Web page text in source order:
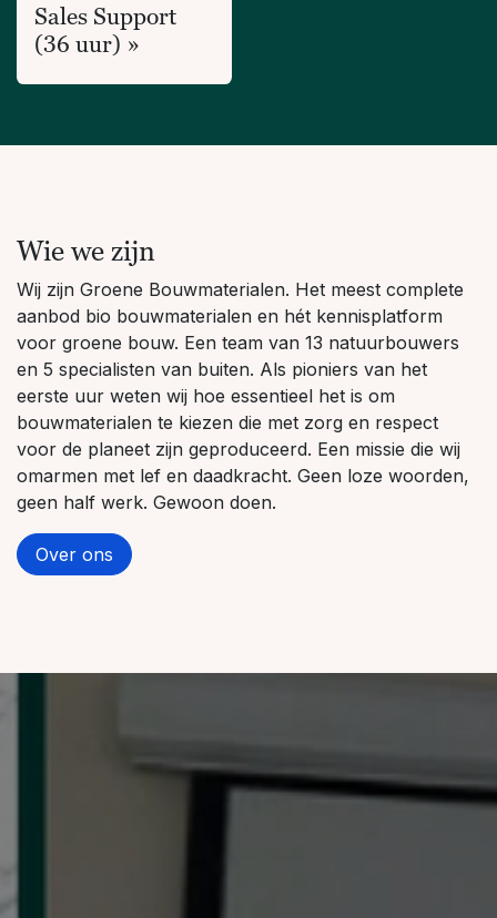
Sales Support
(36 uur) »
Wie we zijn
Wij zijn Groene Bouwmaterialen. Het meest complete
aanbod bio bouwmaterialen en hét kennisplatform
voor groene bouw. Een team van 13 natuurbouwers
en 5 specialisten van buiten. Als pioniers van het
eerste uur weten wij hoe essentieel het is om
bouwmaterialen te kiezen die met zorg en respect
voor de planeet zijn geproduceerd. Een missie die wij
omarmen met lef en daadkracht. Geen loze woorden,
geen half werk. Gewoon doen.
Over ons